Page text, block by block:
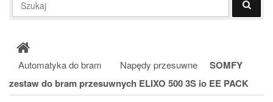
Automatyka do bram Napędy przesuwne
SOMFY
zestaw do bram przesuwnych ELIXO 500 3S io EE PACK